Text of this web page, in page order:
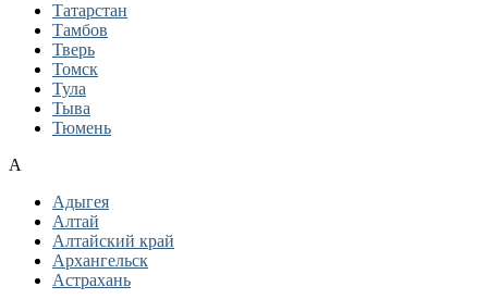
Татарстан
Тамбов
Тверь
Томск
Тула
Тыва
Тюмень
А
Адыгея
Алтай
Алтайский край
Архангельск
Астрахань